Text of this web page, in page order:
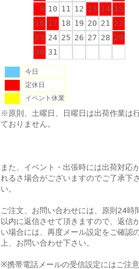
9 10 11 12 13 14 15
16 17 18 19 20 21
22
23 24 25 26 27 28 29
30 31
今日
定休日
イベント休業
※原則、土曜日、日曜日は出荷作業は
ておりません。
また、イベント・出張時には出荷対応
れるさ場合がございますのでご了承下さ
い。
ご注文、お問い合わせには、原則24時
以内に返信させて頂きますので、返信
い場合には、再度メール設定をご確認
上、お問い合わせ下さい。
※携帯電話メールの受信設定にはご注